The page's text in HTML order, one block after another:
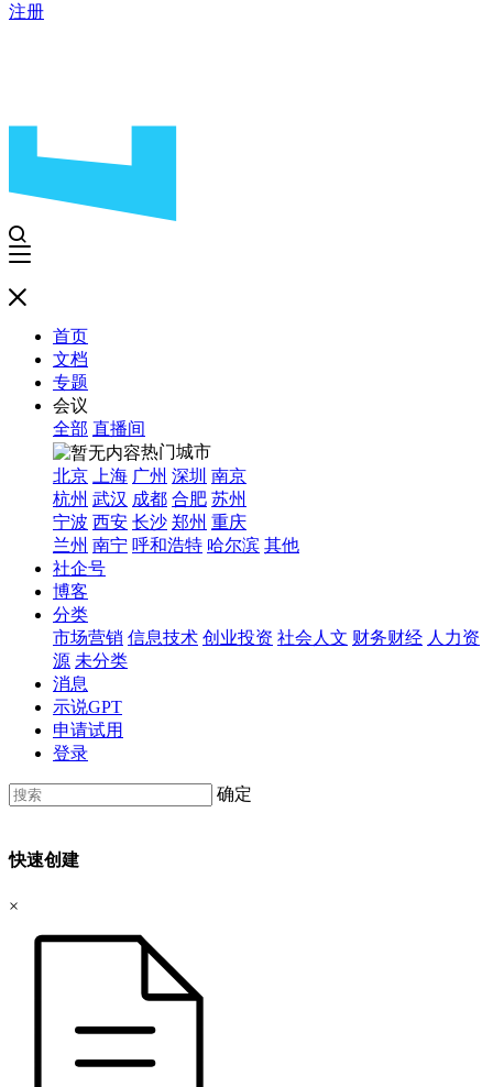
注册
首页
文档
专题
会议
全部 直播间
热门城市
北京
上海 广州 深圳 南京
杭州 武汉 成都 合肥 苏州
宁波 西安 长沙 郑州 重庆
兰州 南宁 呼和浩特 哈尔滨 其他
社企号
博客
分类
市场营销 信息技术 创业投资 社会人文 财务财经 人力资
源 未分类
消息
示说GPT
申请试用
登录
确定
快速创建
×